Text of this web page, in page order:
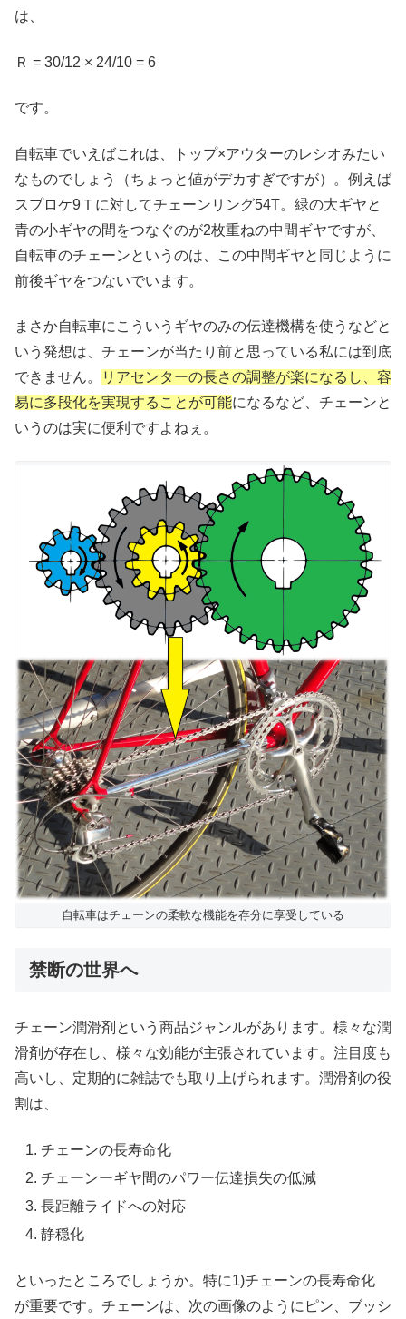
は、
Ｒ = 30/12 × 24/10 = 6
です。
自転車でいえばこれは、トップ×アウターのレシオみたい
なものでしょう（ちょっと値がデカすぎですが）。例えば
スプロケ9Ｔに対してチェーンリング54T。緑の大ギヤと
青の小ギヤの間をつなぐのが2枚重ねの中間ギヤですが、
自転車のチェーンというのは、この中間ギヤと同じように
前後ギヤをつないでいます。
まさか自転車にこういうギヤのみの伝達機構を使うなどと
いう発想は、チェーンが当たり前と思っている私には到底
できません。
リアセンターの長さの調整が楽になるし、容
易に多段化を実現することが可能になるなど、チェーンと
いうのは実に便利ですよねぇ。
自転車はチェーンの柔軟な機能を存分に享受している
禁断の世界へ
チェーン潤滑剤という商品ジャンルがあります。様々な潤
滑剤が存在し、様々な効能が主張されています。注目度も
高いし、定期的に雑誌でも取り上げられます。潤滑剤の役
割は、
チェーンの長寿命化
チェーンーギヤ間のパワー伝達損失の低減
長距離ライドへの対応
静穏化
といったところでしょうか。特に1)チェーンの長寿命化
が重要です。チェーンは、次の画像のようにピン、ブッシ